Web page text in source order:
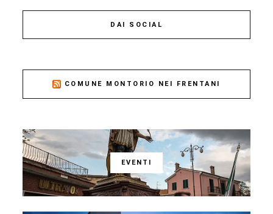
DAI SOCIAL
COMUNE MONTORIO NEI FRENTANI
EVENTI